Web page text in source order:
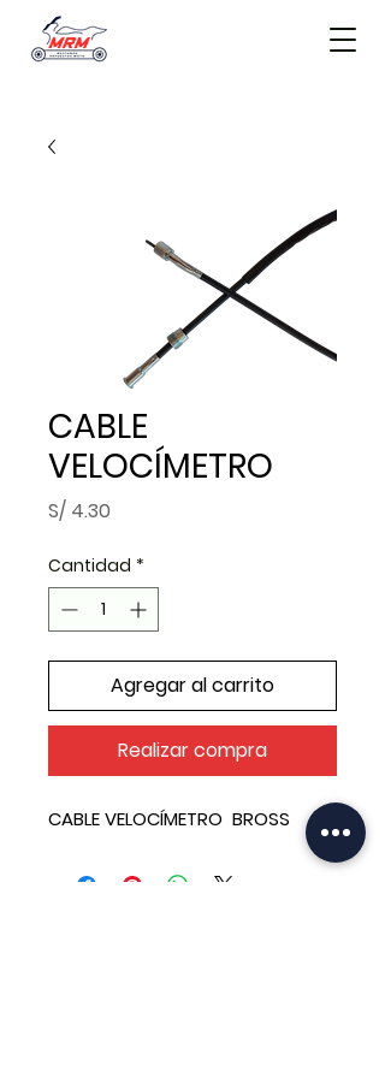
CABLE
VELOCÍMETRO
S/ 4.30
Cantidad *
Agregar al carrito
Realizar compra
CABLE VELOCÍMETRO BROSS